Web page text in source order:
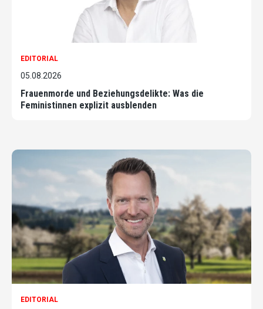
EDITORIAL
05.08.2026
Frauenmorde und Beziehungsdelikte: Was die
Feministinnen explizit ausblenden
EDITORIAL